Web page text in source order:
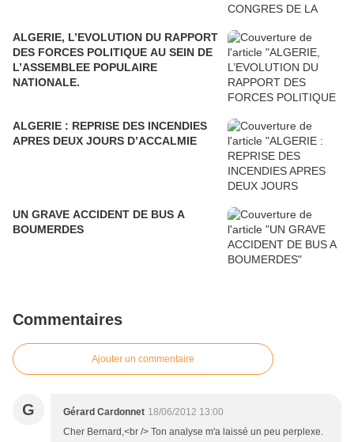
ALGERIE, L’EVOLUTION DU RAPPORT
DES FORCES POLITIQUE AU SEIN DE
L’ASSEMBLEE POPULAIRE
NATIONALE.
ALGERIE : REPRISE DES INCENDIES
APRES DEUX JOURS D’ACCALMIE
UN GRAVE ACCIDENT DE BUS A
BOUMERDES
Commentaires
Ajouter un commentaire
G Gérard Cardonnet 18/06/2012 13:00
Cher Bernard,<br /> Ton analyse m'a laissé un peu perplexe.